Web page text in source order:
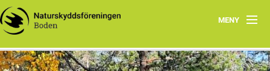
MENY
Hem